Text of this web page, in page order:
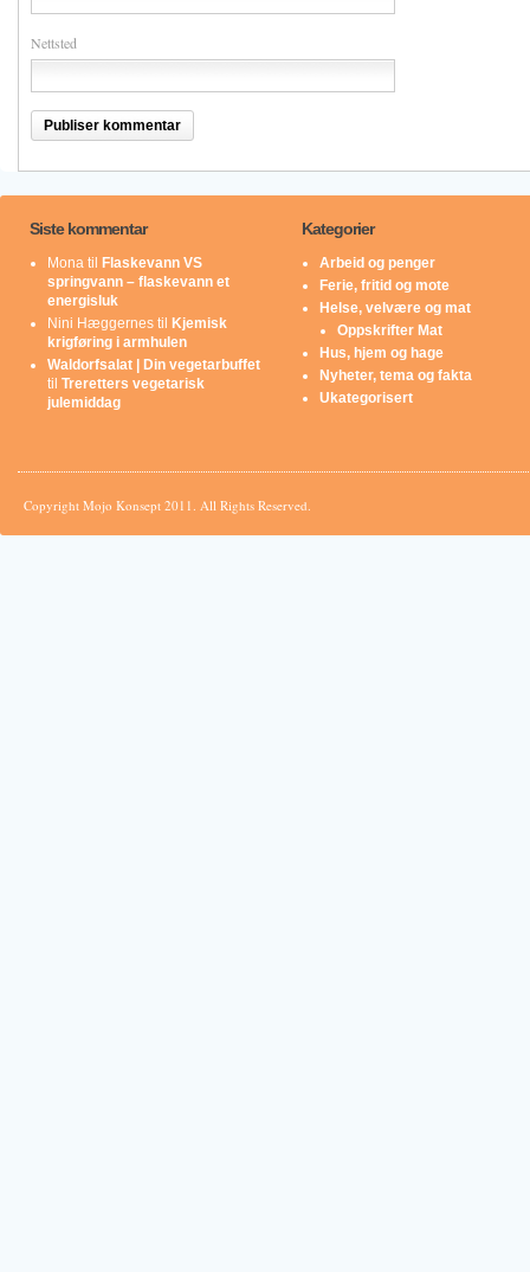
Nettsted
Siste kommentar
Mona til Flaskevann VS
springvann – flaskevann et
energisluk
Nini Hæggernes til Kjemisk
krigføring i armhulen
Waldorfsalat | Din vegetarbuffet
til Treretters vegetarisk
julemiddag
Kategorier
Arbeid og penger
Ferie, fritid og mote
Helse, velvære og mat
Oppskrifter Mat
Hus, hjem og hage
Nyheter, tema og fakta
Ukategorisert
Copyright Mojo Konsept 2011. All Rights Reserved.